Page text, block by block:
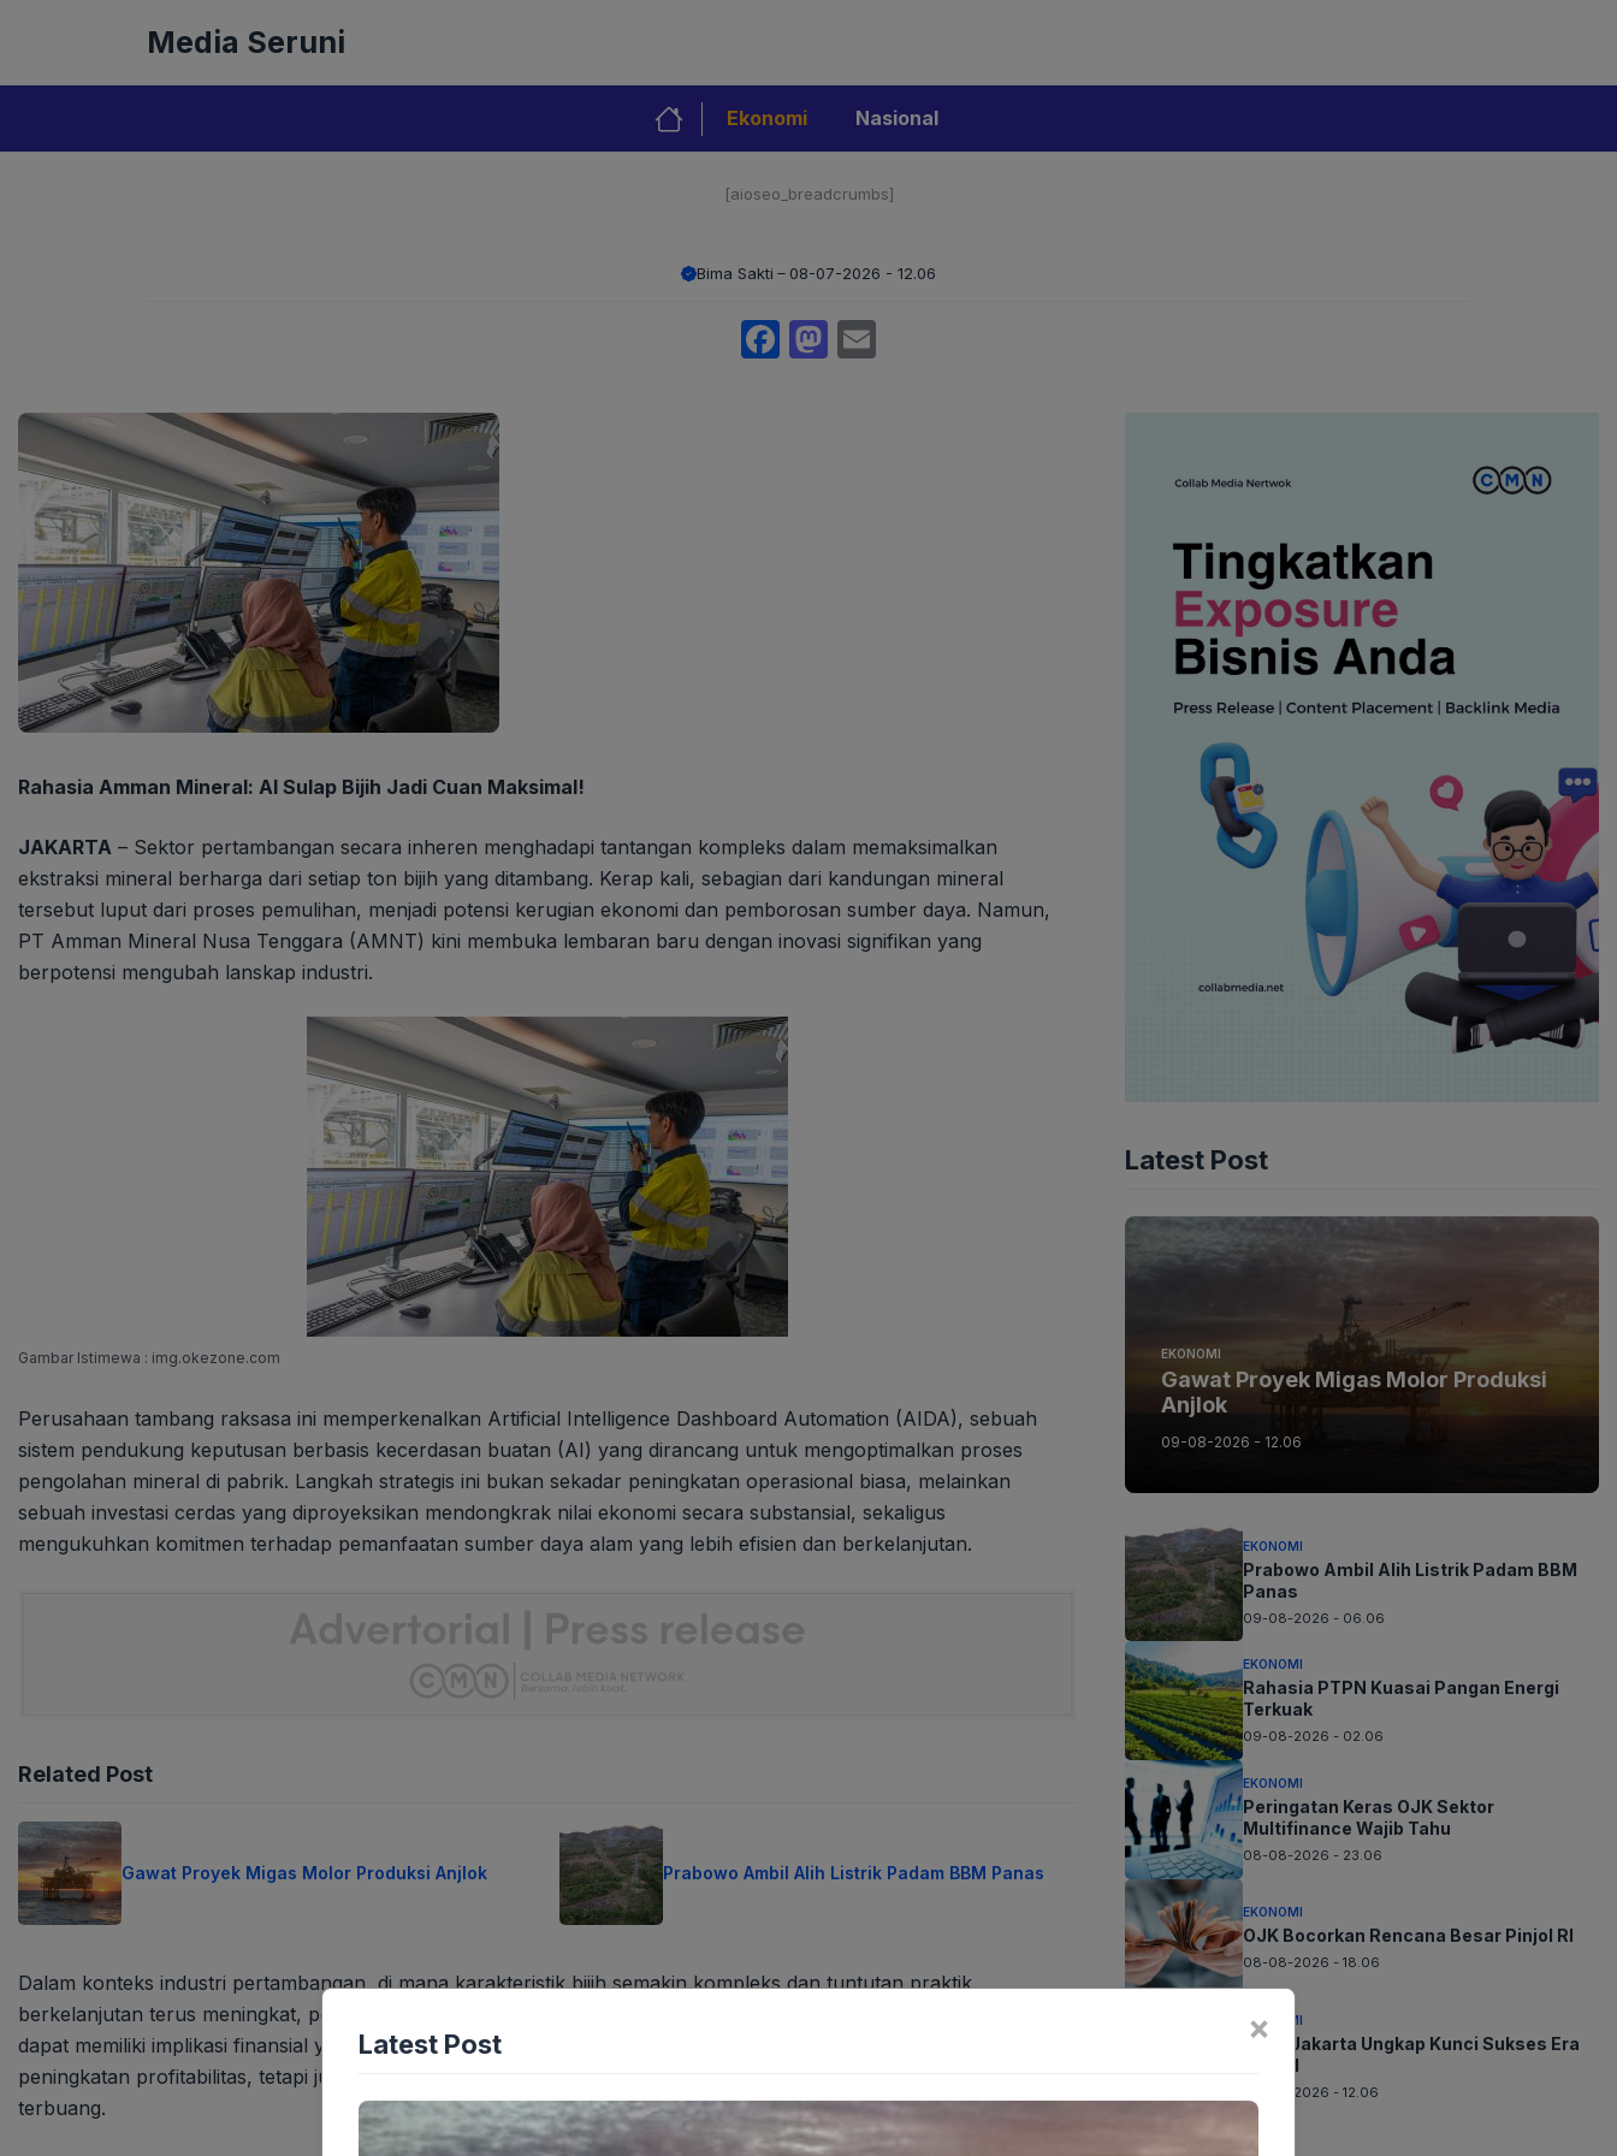
Media Seruni
Ekonomi Nasional
[aioseo_breadcrumbs]
Bima Sakti 08-07-2026 - 12.06
Facebook
Mastodon
Rahasia Amman Mineral: AI Sulap Bijih Jadi Cuan Maksimal!
JAKARTA – Sektor pertambangan secara inheren menghadapi tantangan kompleks dalam memaksimalkan
ekstraksi mineral berharga dari setiap ton bijih yang ditambang. Kerap kali, sebagian dari kandungan mineral
tersebut luput dari proses pemulihan, menjadi potensi kerugian ekonomi dan pemborosan sumber daya. Namun,
PT Amman Mineral Nusa Tenggara (AMNT) kini membuka lembaran baru dengan inovasi signifikan yang
berpotensi mengubah lanskap industri.
Gambar Istimewa : img.okezone.com
Perusahaan tambang raksasa ini memperkenalkan Artificial Intelligence Dashboard Automation (AIDA), sebuah
sistem pendukung keputusan berbasis kecerdasan buatan (AI) yang dirancang untuk mengoptimalkan proses
pengolahan mineral di pabrik. Langkah strategis ini bukan sekadar peningkatan operasional biasa, melainkan
sebuah investasi cerdas yang diproyeksikan mendongkrak nilai ekonomi secara substansial, sekaligus
mengukuhkan komitmen terhadap pemanfaatan sumber daya alam yang lebih efisien dan berkelanjutan.
Related Post
Gawat Proyek Migas Molor Produksi Anjlok Prabowo Ambil Alih Listrik Padam BBM Panas
Dalam konteks industri pertambangan, di mana karakteristik bijih semakin kompleks dan tuntutan praktik
berkelanjutan terus meningkat, peningkatan sekecil apa pun dalam tingkat perolehan mineral (mineral recovery)
dapat memiliki implikasi finansial yang luar biasa. Setiap persentase tambahan recovery berarti tidak hanya
peningkatan profitabilitas, tetapi juga optimalisasi pemanfaatan sumber daya dan minimisasi mineral berharga yang
terbuang.
Latest Post
EKONOMI
Gawat Proyek Migas Molor Produksi
Anjlok
09-08-2026 - 12.06
EKONOMI
Prabowo Ambil Alih Listrik Padam BBM
Panas
09-08-2026 - 06.06
EKONOMI
Rahasia PTPN Kuasai Pangan Energi
Terkuak
09-08-2026 - 02.06
EKONOMI
Peringatan Keras OJK Sektor
Multifinance Wajib Tahu
08-08-2026 - 23.06
EKONOMI
OJK Bocorkan Rencana Besar Pinjol RI
08-08-2026 - 18.06
EKONOMI
Bank Jakarta Ungkap Kunci Sukses Era
Digital
08-08-2026 - 12.06
×
Latest Post